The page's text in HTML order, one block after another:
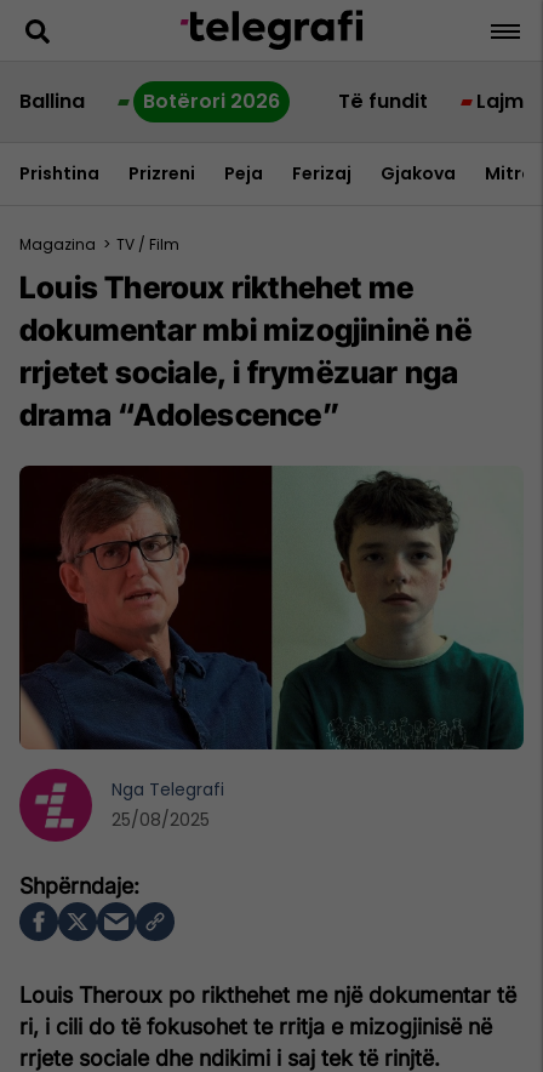
Ballina Botërori 2026 Të fundit Lajme
Prishtina Prizreni Peja Ferizaj Gjakova
Magazina > TV / Film
Louis Theroux rikthehet me
dokumentar mbi mizogjininë në
rrjetet sociale, i frymëzuar nga
drama “Adolescence”
Louis Theroux po rikthehet me një dokumentar të
ri, i cili do të fokusohet te rritja e mizogjinisë në
rrjete sociale dhe ndikimi i saj tek të rinjtë.
Nga Telegrafi
25/08/2025